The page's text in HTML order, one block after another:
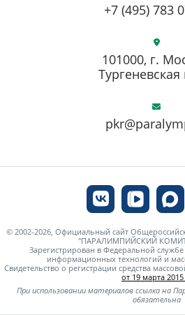
+7 (495) 783
101000, г.
Тургеневская
© 2002-2026, Официальный сайт
"ПАРАЛИМПИЙСКИЙ
Зарегистрирован в Федеральной
информационных технологий и
Свидетельство о регистрации средства
от 19 марта 2015
При использовании материалов ссылка на
обязательна